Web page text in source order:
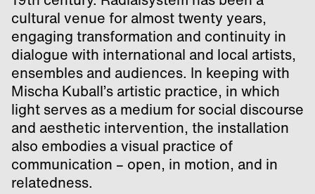
cultural venue for almost twenty years,
engaging transformation and continuity in
dialogue with international and local artists,
ensembles and audiences. In keeping with
Mischa Kuball’s artistic practice, in which
light serves as a medium for social discourse
and aesthetic intervention, the installation
also embodies a visual practice of
communication – open, in motion, and in
relatedness.